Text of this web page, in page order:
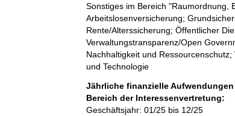
Sonstiges im Bereich "Raumordnung,
Arbeitslosenversicherung;
Rente/Alterssicherung; Öffentlicher
Verwaltungstransparenz/Open
Nachhaltigkeit und
und Technologie
Jährliche finanzielle Aufwendungen
Bereich der Interessenvertretung:
Geschäftsjahr: 01/25 bis 12/25